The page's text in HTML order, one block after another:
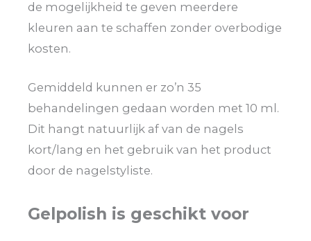
de mogelijkheid te geven meerdere
kleuren aan te schaffen zonder overbodige
kosten.
Gemiddeld kunnen er zo’n 35
behandelingen gedaan worden met 10 ml.
Dit hangt natuurlijk af van de nagels
kort/lang en het gebruik van het product
door de nagelstyliste.
Gelpolish is geschikt voor